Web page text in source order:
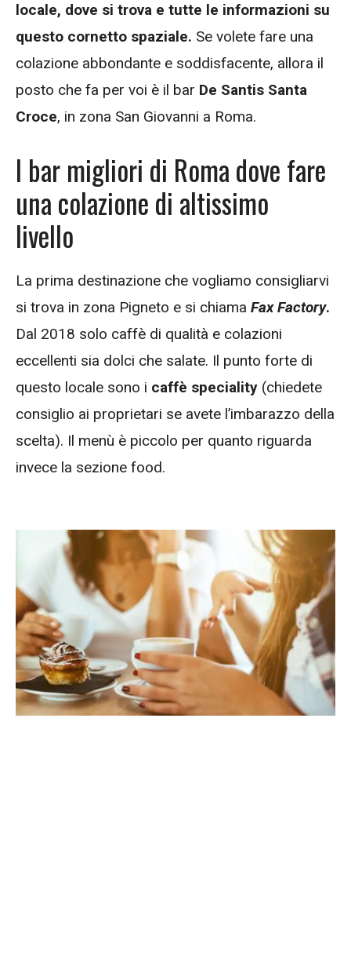
locale, dove si trova e tutte le informazioni su
questo cornetto spaziale. Se volete fare una
colazione abbondante e soddisfacente, allora il
posto che fa per voi è il bar De Santis Santa
Croce, in zona San Giovanni a Roma.
I bar migliori di Roma dove fare
una colazione di altissimo
livello
La prima destinazione che vogliamo consigliarvi
si trova in zona Pigneto e si chiama Fax Factory.
Dal 2018 solo caffè di qualità e colazioni
eccellenti sia dolci che salate. Il punto forte di
questo locale sono i caffè speciality (chiedete
consiglio ai proprietari se avete l’imbarazzo della
scelta). Il menù è piccolo per quanto riguarda
invece la sezione food.